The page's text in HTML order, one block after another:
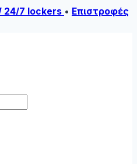
24/7 lockers • Επιστροφές